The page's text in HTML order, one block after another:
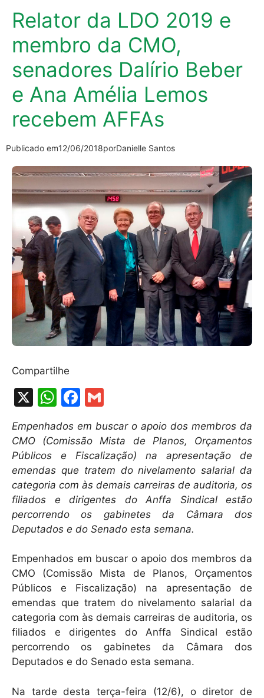
Relator da LDO 2019 e
membro da CMO,
senadores Dalírio Beber
e Ana Amélia Lemos
recebem AFFAs
Publicado em12/06/2018porDanielle Santos
Compartilhe
X
W
h
at
s
A
p
p
F
c
e
b
o
o
k
ai
l
Empenhados em buscar o apoio dos membros da
CMO (Comissão Mista de Planos, Orçamentos
Públicos e Fiscalização) na apresentação de
emendas que tratem do nivelamento salarial da
categoria com às demais carreiras de auditoria, os
filiados e dirigentes do Anffa Sindical estão
percorrendo os gabinetes da Câmara dos
Deputados e do Senado esta semana.
Empenhados em buscar o apoio dos membros da
CMO (Comissão Mista de Planos, Orçamentos
Públicos e Fiscalização) na apresentação de
emendas que tratem do nivelamento salarial da
categoria com às demais carreiras de auditoria, os
filiados e dirigentes do Anffa Sindical estão
percorrendo os gabinetes da Câmara dos
Deputados e do Senado esta semana.
Na tarde desta terça-feira (12/6), o diretor de